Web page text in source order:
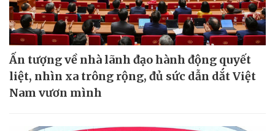
Ấn tượng về nhà lãnh đạo hành động quyết
liệt, nhìn xa trông rộng, đủ sức dẫn dắt Việt
Nam vươn mình